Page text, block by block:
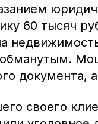
60 тысяч
обманутым.
документа,
своего